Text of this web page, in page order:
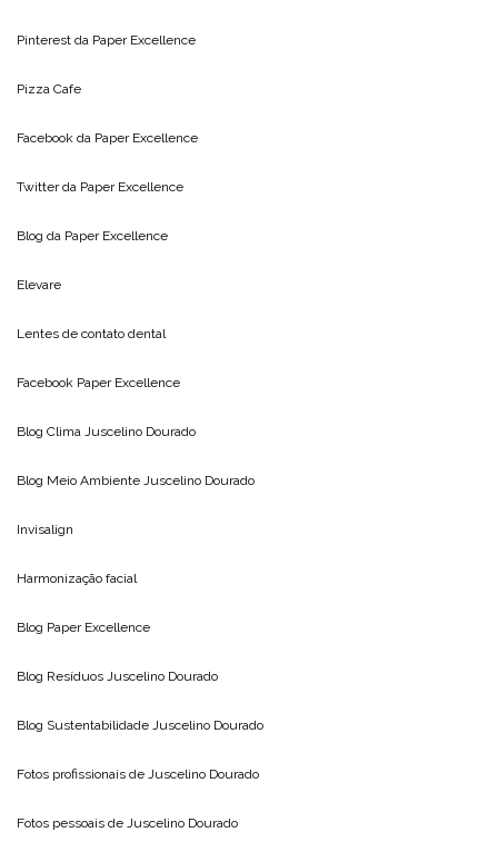
Pinterest da Paper Excellence
Pizza Cafe
Facebook da Paper Excellence
Twitter da Paper Excellence
Blog da Paper Excellence
Elevare
Lentes de contato dental
Facebook Paper Excellence
Blog Clima Juscelino Dourado
Blog Meio Ambiente Juscelino Dourado
Invisalign
Harmonização facial
Blog Paper Excellence
Blog Resíduos Juscelino Dourado
Blog Sustentabilidade Juscelino Dourado
Fotos profissionais de Juscelino Dourado
Fotos pessoais de Juscelino Dourado